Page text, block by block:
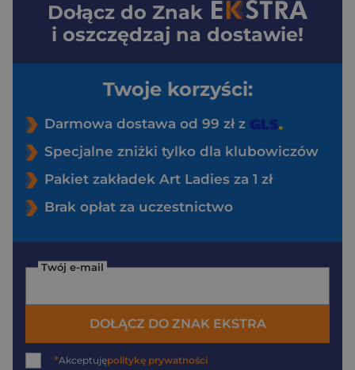
Dołącz do Znak
i oszczędzaj na dostawie!
Twoje korzyści:
Darmowa dostawa od 99 zł z
Specjalne zniżki tylko dla klubowiczów
Pakiet zakładek Art Ladies za 1 zł
Brak opłat za uczestnictwo
Twój e-mail
DOŁĄCZ DO ZNAK EKSTRA
*Akceptujępolitykę prywatności